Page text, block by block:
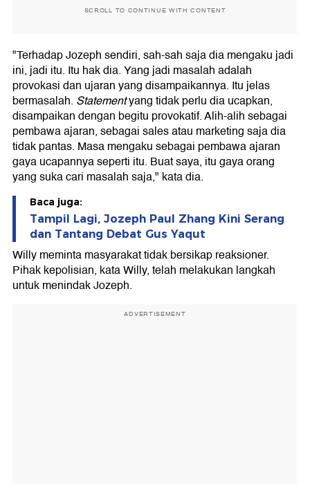
SCROLL TO CONTINUE WITH CONTENT
"Terhadap Jozeph sendiri, sah-sah saja dia mengaku jadi
ini, jadi itu. Itu hak dia. Yang jadi masalah adalah
provokasi dan ujaran yang disampaikannya. Itu jelas
bermasalah. Statementyang tidak perlu dia ucapkan,
disampaikan dengan begitu provokatif. Alih-alih sebagai
pembawa ajaran, sebagai sales atau marketing saja dia
tidak pantas. Masa mengaku sebagai pembawa ajaran
gaya ucapannya seperti itu. Buat saya, itu gaya orang
yang suka cari masalah saja," kata dia.
Baca juga:
Tampil Lagi, Jozeph Paul Zhang Kini Serang
dan Tantang Debat Gus Yaqut
Willy meminta masyarakat tidak bersikap reaksioner.
Pihak kepolisian, kata Willy, telah melakukan langkah
untuk menindak Jozeph.
ADVERTISEMENT